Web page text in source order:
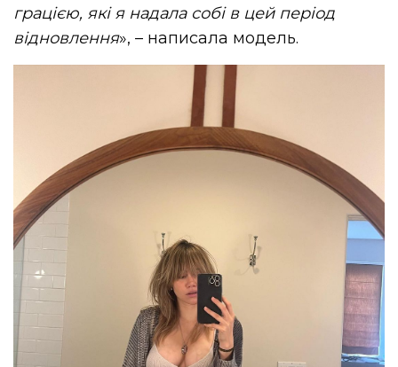
грацією, які я надала собі в цей період
відновлення», – написала модель.